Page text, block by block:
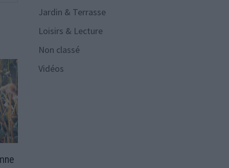
Jardin & Terrasse
Loisirs & Lecture
Non classé
Vidéos